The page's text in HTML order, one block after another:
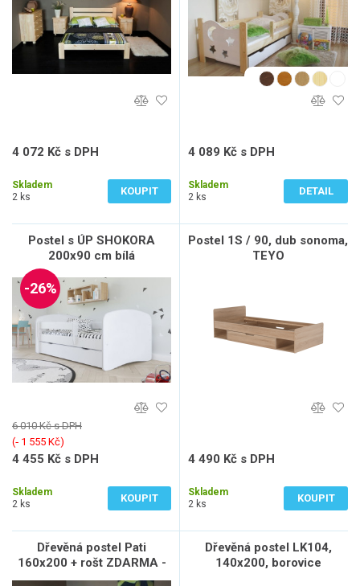
4 072 Kč s DPH
Skladem
2 ks
KOUPIT
4 089 Kč s DPH
Skladem
2 ks
DETAIL
Postel s ÚP SHOKORA
200x90 cm bílá
-26%
6 010 Kč s DPH
(‐ 1 555 Kč)
4 455 Kč s DPH
Skladem
2 ks
KOUPIT
Postel 1S / 90, dub sonoma,
TEYO
4 490 Kč s DPH
Skladem
2 ks
KOUPIT
Dřevěná postel Pati
160x200 + rošt ZDARMA -
borovice
Dřevěná postel LK104,
140x200, borovice